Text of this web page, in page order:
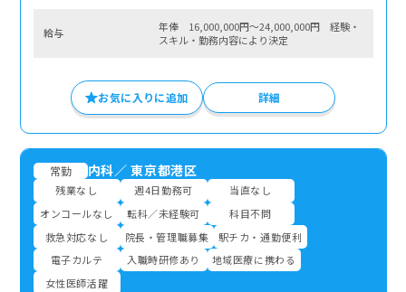
給与
年俸 16,000,000円～24,000,000円 経験・
スキル・勤務内容により決定
お気に入りに追加 詳細
常勤 内科／東京都港区
残業なし 週4日勤務可
当直なし
オンコールなし
転科／未経験可
科目不問
救急対応なし
院長・管理職募集
駅チカ・通勤便利
電子カルテ
入職時研修あり
地域医療に携わる
女性医師活躍